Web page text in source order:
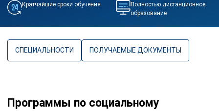
Кратчайшие сроки обучения
Полностью дистанционное
образование
СПЕЦИАЛЬНОСТИ ПОЛУЧАЕМЫЕ ДОКУМЕНТЫ
Программы по социальному